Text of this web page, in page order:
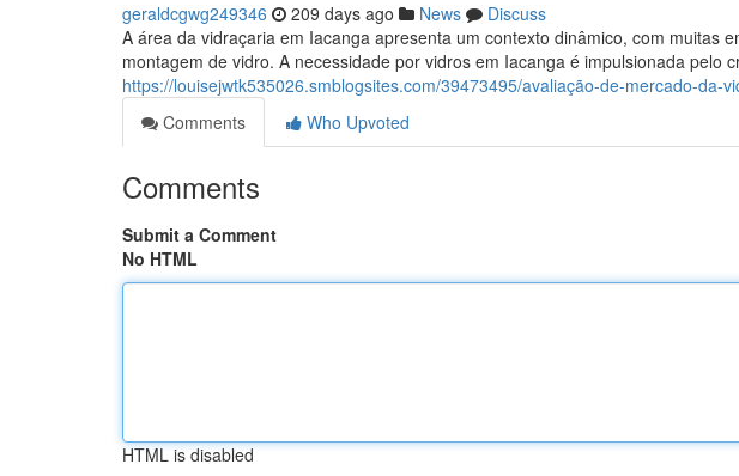
geraldcgwg249346 209 days ago News
Discuss
A área da vidraçaria em Iacanga apresenta um contexto dinâmico, com muitas
montagem de vidro. A necessidade por vidros em Iacanga é impulsionada pelo
https://louisejwtk535026.smblogsites.com/39473495/avaliação-de-mercado-da-
Comments
Who Upvoted
Comments
Submit a Comment
No HTML
HTML is disabled